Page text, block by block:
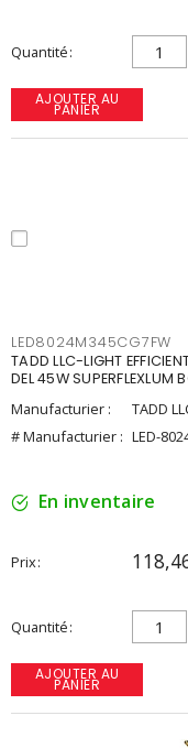
Quantité
AJOUTER AU
PANIER
LED8024M345CG7FW
TADD LLC-LIGHT
DEL 45W SUPERFLEXLUM
Manufacturier :
TADD
# Manufacturier : LED-
En inventaire
Prix
Quantité
AJOUTER AU
PANIER